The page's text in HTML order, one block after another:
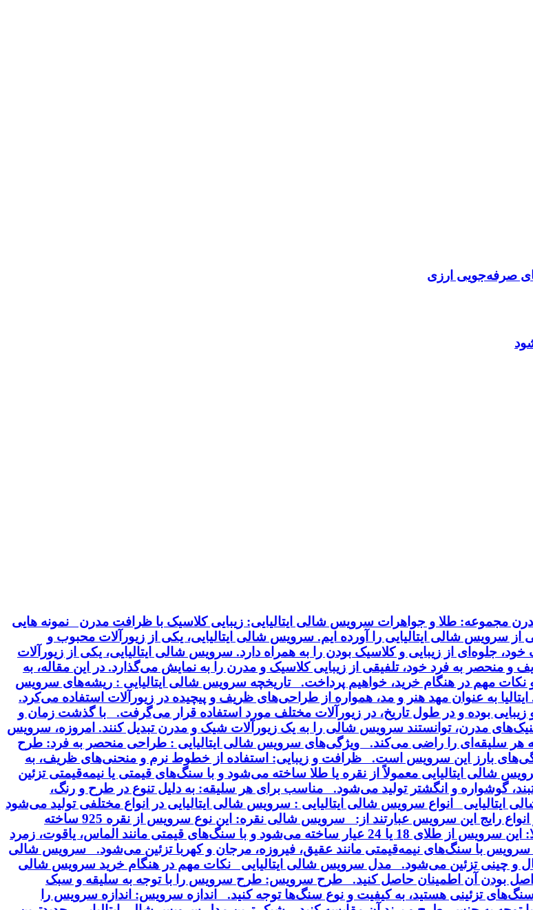
صرفه‌جویی ارزی
مجموعه: طلا و جواهرات سرویس شالی ایتالیایی: زیبایی کلاسیک با ظرافت مدرن نمونه هایی
از سرویس شالی ایتالیایی را آورده ایم. سرویس شالی ایتالیایی، یکی از زیورآلات محبوب و
از زیبایی و کلاسیک بودن را به همراه دارد. سرویس شالی ایتالیایی، یکی از زیورآلات
به فرد خود، تلفیقی از زیبایی کلاسیک و مدرن را به نمایش می‌گذارد. در این مقاله، به
و نکات مهم در هنگام خرید، خواهیم پرداخت. تاریخچه سرویس شالی ایتالیایی : ریشه‌های سرویس
به عنوان مهد هنر و مد، همواره از طراحی‌های ظریف و پیچیده در زیورآلات استفاده می‌کرد.
بوده و در طول تاریخ، در زیورآلات مختلف مورد استفاده قرار می‌گرفت. با گذشت زمان و
مدرن، توانستند سرویس شالی را به یک زیورآلات شیک و مدرن تبدیل کنند. امروزه، سرویس
که هر سلیقه‌ای را راضی می‌کند. ویژگی‌های سرویس شالی ایتالیایی : طراحی منحصر به فرد: طرح
بارز این سرویس است. ظرافت و زیبایی: استفاده از خطوط نرم و منحنی‌های ظریف، به
شالی ایتالیایی معمولاً از نقره یا طلا ساخته می‌شود و با سنگ‌های قیمتی یا نیمه‌قیمتی تزئین
گوشواره و انگشتر تولید می‌شود. مناسب برای هر سلیقه: به دلیل تنوع در طرح و رنگ،
انواع سرویس شالی ایتالیایی : سرویس شالی ایتالیایی در انواع مختلفی تولید می‌شود
که از نظر جنس، طرح و سنگ‌های تزئینی با هم تفاوت دارند. برخی از انواع رایج این سرویس عبارتند از: سرویس شالی نقره: این نوع سرویس از نقره 925 ساخته
می‌شود و با روکش طلا یا رودیم آبکاری می‌شود. سرویس شالی طلا: این سرویس از طلای 18 یا 24 عیار ساخته می‌شود و با سنگ‌های قیمتی مانند الماس، یاقوت، زمرد
با سنگ‌های نیمه‌قیمتی مانند عقیق، فیروزه، مرجان و کهربا تزئین می‌شود. سرویس شالی
و چینی تزئین می‌شود. مدل سرویس شالی ایتالیایی نکات مهم در هنگام خرید سرویس شالی
بودن آن اطمینان حاصل کنید. طرح سرویس: طرح سرویس را با توجه به سلیقه و سبک
تزئینی هستید، به کیفیت و نوع سنگ‌ها توجه کنید. اندازه سرویس: اندازه سرویس را